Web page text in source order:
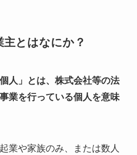
とはなにか？
人」とは、株式会社等の法
業を行っている個人を意味
業や家族のみ、または数人